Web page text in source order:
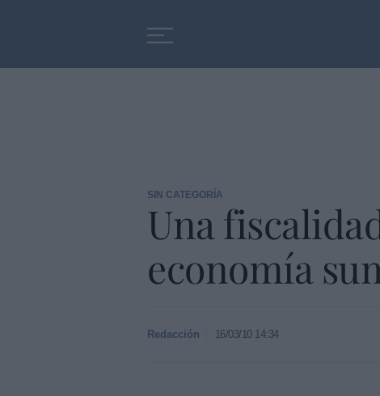
SIN CATEGORÍA
Una
economía
Redacción 16/03/10 14:34